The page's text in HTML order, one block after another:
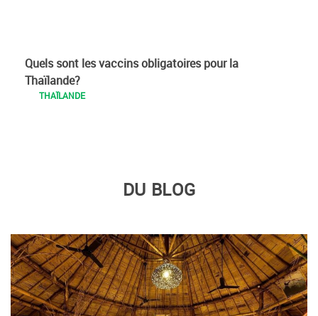
Quels sont les vaccins obligatoires pour la
Thaïlande?
THAÏLANDE
DU BLOG